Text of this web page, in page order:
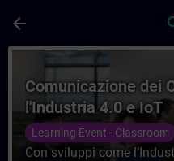
arrow_back
Cours -
Comunicazione dei
l'Industria 4.0 e IoT
Learning Event - Classroom
Con sviluppi come